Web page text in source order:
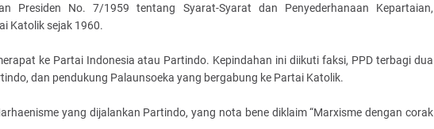
Presiden No. 7/1959 tentang Syarat-Syarat dan Penyederhanaan Kepartaian,
Katolik sejak 1960.
ke Partai Indonesia atau Partindo. Kepindahan ini diikuti faksi, PPD terbagi dua
dan pendukung Palaunsoeka yang bergabung ke Partai Katolik.
yang dijalankan Partindo, yang nota bene diklaim “Marxisme dengan corak